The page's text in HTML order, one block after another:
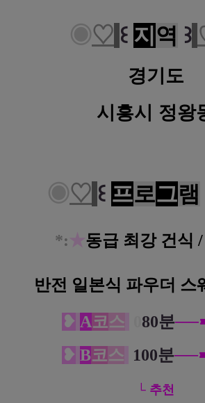
◉♡ ꒰ 지 역 ꒱
경기도
시흥시 정왕
◉♡ ꒰ 프로그램
*:★동급 최강 건식
반전 일본식 파우더 스
❥ A코스 80분──
❥ B코스 100분──
└ 추천